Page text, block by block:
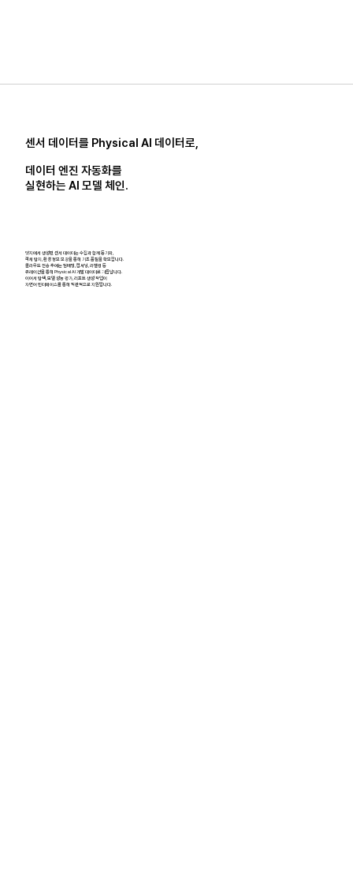
엣지에서 생성된 센서 데이터는 수집과 함께 동기화,
객체 탐지, 환경 정보 보강을 통해 기초 품질을 확보합니다.
클라우드 전송 후에는 임베딩, 캡셔닝, 라벨링 등
큐레이션을 통해 Physical AI 개발 데이터로 거듭납니다.
이어서 탐색, 모델 성능 평가, 리포트 생성 작업이
자연어 인터페이스를 통해 직관적으로 지원됩니다.
데이터 엔진 자동화를
실현하는 AI 모델 체인.
센서 데이터를 Physical AI 데이터로,